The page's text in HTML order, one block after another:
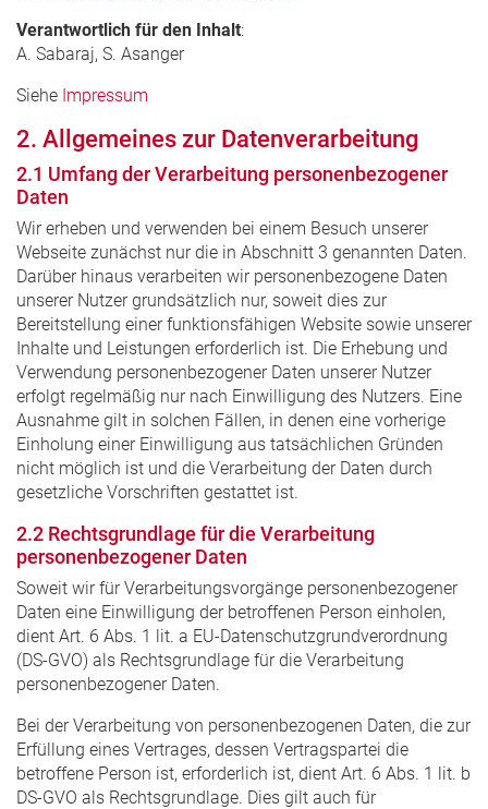
Verantwortlich für den Inhalt:
A. Sabaraj, S. Asanger
Siehe Impressum
2. Allgemeines zur Datenverarbeitung
2.1 Umfang der Verarbeitung personenbezogener
Daten
Wir erheben und verwenden bei einem Besuch unserer
Webseite zunächst nur die in Abschnitt 3 genannten Daten.
Darüber hinaus verarbeiten wir personenbezogene Daten
unserer Nutzer grundsätzlich nur, soweit dies zur
Bereitstellung einer funktionsfähigen Website sowie unserer
Inhalte und Leistungen erforderlich ist. Die Erhebung und
Verwendung personenbezogener Daten unserer Nutzer
erfolgt regelmäßig nur nach Einwilligung des Nutzers. Eine
Ausnahme gilt in solchen Fällen, in denen eine vorherige
Einholung einer Einwilligung aus tatsächlichen Gründen
nicht möglich ist und die Verarbeitung der Daten durch
gesetzliche Vorschriften gestattet ist.
2.2 Rechtsgrundlage für die Verarbeitung
personenbezogener Daten
Soweit wir für Verarbeitungsvorgänge personenbezogener
Daten eine Einwilligung der betroffenen Person einholen,
dient Art. 6 Abs. 1 lit. a EU-Datenschutzgrundverordnung
(DS-GVO) als Rechtsgrundlage für die Verarbeitung
personenbezogener Daten.
Bei der Verarbeitung von personenbezogenen Daten, die zur
Erfüllung eines Vertrages, dessen Vertragspartei die
betroffene Person ist, erforderlich ist, dient Art. 6 Abs. 1 lit. b
DS-GVO als Rechtsgrundlage. Dies gilt auch für